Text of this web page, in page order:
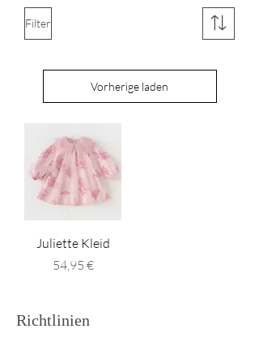
Filter
Vorherige laden
Juliette Kleid
Preis
54,95 €
Richtlinien